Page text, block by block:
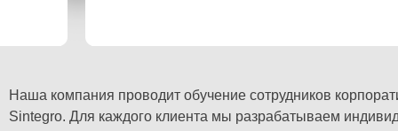
Наша компания проводит обучение сотрудников
Sintegro. Для каждого клиента мы разрабатываем